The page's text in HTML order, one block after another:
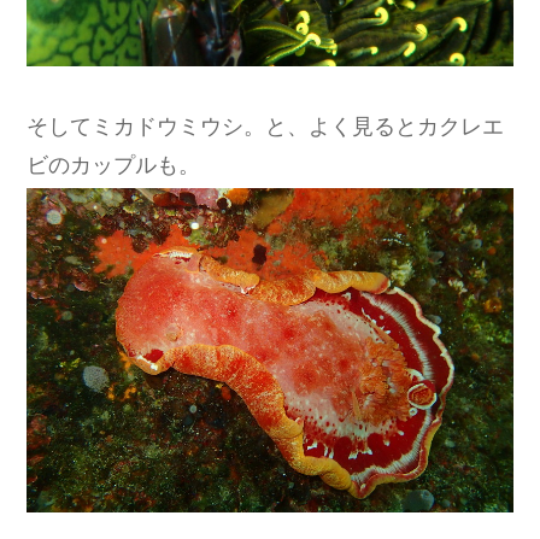
そしてミカドウミウシ。と、よく見るとカクレエ
ビのカップルも。